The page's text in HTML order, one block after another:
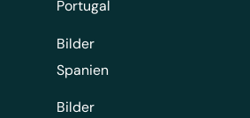
Portugal
Bilder
Spanien
Bilder